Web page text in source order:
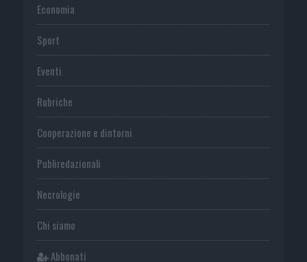
Economia
Sport
Eventi
Rubriche
Cooperazione e dintorni
Publiredazionali
Necrologie
Chi siamo
Abbonati